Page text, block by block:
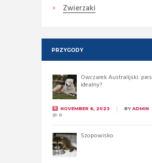
Zwierzaki
PRZYGODY
Owczarek Australijski: pies
idealny?
NOVEMBER 6, 2023 BYADMIN
0
Szopowisko